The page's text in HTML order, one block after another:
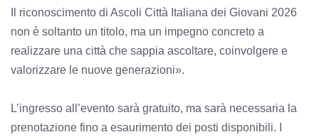
Il riconoscimento di Ascoli Città Italiana dei Giovani 2026
non è soltanto un titolo, ma un impegno concreto a
realizzare una città che sappia ascoltare, coinvolgere e
valorizzare le nuove generazioni».
L’ingresso all’evento sarà gratuito, ma sarà necessaria la
prenotazione fino a esaurimento dei posti disponibili. I